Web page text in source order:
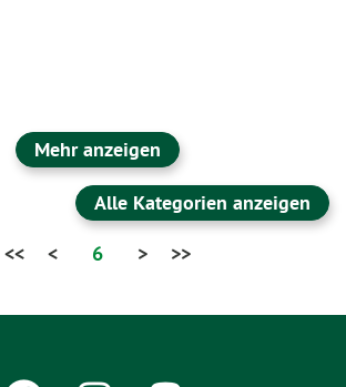
Mehr anzeigen
Alle Kategorien anzeigen
<<
< 6 > >>